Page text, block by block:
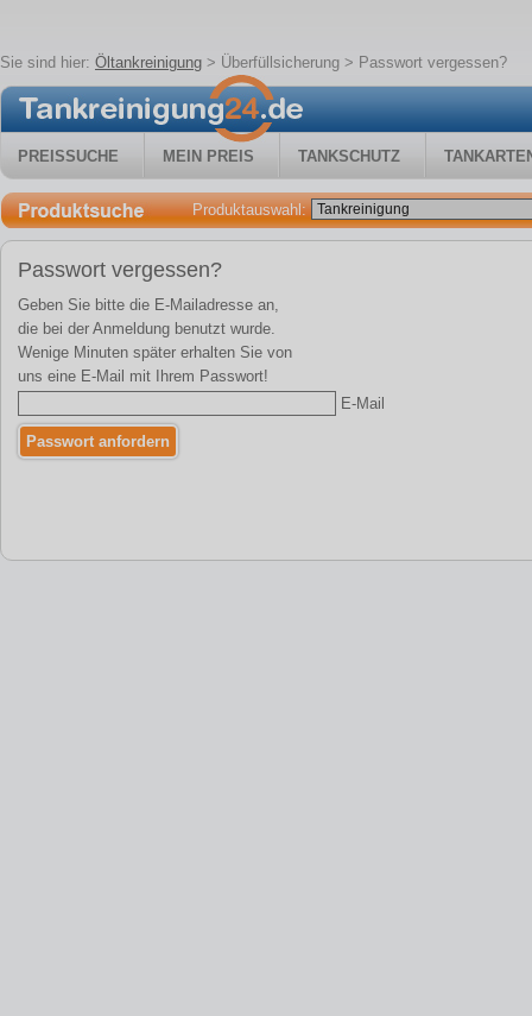
Sie sind hier: Öltankreinigung > Überfüllsicherung > Passwort vergessen?
PREISSUCHE MEIN PREIS TANKSCHUTZ
Produktauswahl:
Passwort vergessen?
Geben Sie bitte die E-Mailadresse an,
die bei der Anmeldung benutzt wurde.
Wenige Minuten später erhalten Sie von
uns eine E-Mail mit Ihrem Passwort!
E-Mail